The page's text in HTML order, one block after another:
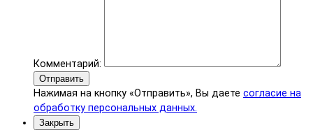
Комментарий:
Отправить
Нажимая на кнопку «Отправить», Вы даете согласие на
обработку персональных данных.
Закрыть